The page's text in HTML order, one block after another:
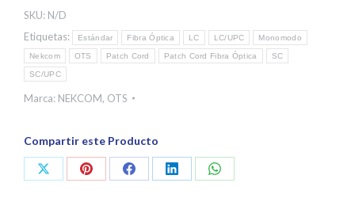
SKU: N/D
Etiquetas:
Estándar Fibra Óptica LC LC/UPC Monomodo
Nekcom OTS Patch Cord Patch Cord Fibra Óptica SC
SC/UPC
Marca: NEKCOM, OTS
Compartir este Producto
Share
Share
Share
Share
Share